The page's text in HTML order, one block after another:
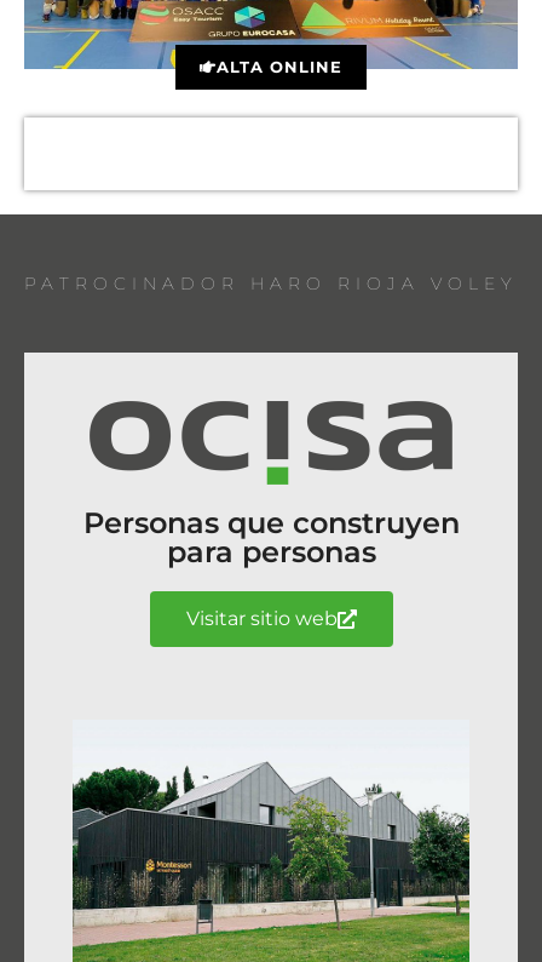
ALTA ONLINE
PATROCINADOR HARO RIOJA VOLEY
Personas que construyen
para personas
Visitar sitio web